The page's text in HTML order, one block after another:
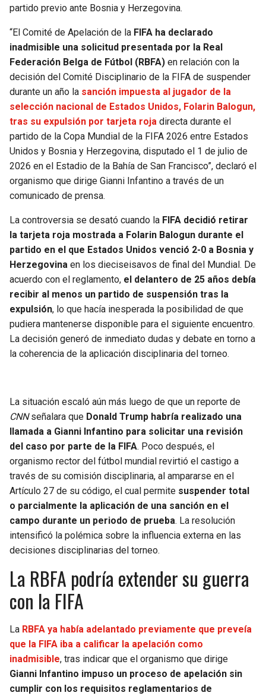
PACKERS
VIKINGS
FALCONS
PANTHERS
SAINTS
BUCCANEERS
TIMBERWOLVES
THUNDER
TRAIL BLAZERS
JAZZ
partido previo ante Bosnia y Herzegovina.
“El Comité de Apelación de la FIFA ha declarado
inadmisible una solicitud presentada por la Real
Federación Belga de Fútbol (RBFA) en relación con la
decisión del Comité Disciplinario de la FIFA de suspender
durante un año la sanción impuesta al jugador de la
selección nacional de Estados Unidos, Folarin Balogun,
tras su expulsión por tarjeta roja directa durante el
partido de la Copa Mundial de la FIFA 2026 entre Estados
Unidos y Bosnia y Herzegovina, disputado el 1 de julio de
2026 en el Estadio de la Bahía de San Francisco”, declaró el
organismo que dirige Gianni Infantino a través de un
comunicado de prensa.
La controversia se desató cuando la FIFA decidió retirar
la tarjeta roja mostrada a Folarin Balogun durante el
partido en el que Estados Unidos venció 2-0 a Bosnia y
Herzegovina en los dieciseisavos de final del Mundial. De
acuerdo con el reglamento, el delantero de 25 años debía
recibir al menos un partido de suspensión tras la
expulsión, lo que hacía inesperada la posibilidad de que
pudiera mantenerse disponible para el siguiente encuentro.
La decisión generó de inmediato dudas y debate en torno a
la coherencia de la aplicación disciplinaria del torneo.
La situación escaló aún más luego de que un reporte de
CNNseñalara que Donald Trump habría realizado una
llamada a Gianni Infantino para solicitar una revisión
del caso por parte de la FIFA. Poco después, el
organismo rector del fútbol mundial revirtió el castigo a
través de su comisión disciplinaria, al ampararse en el
Artículo 27 de su código, el cual permite suspender total
o parcialmente la aplicación de una sanción en el
campo durante un periodo de prueba. La resolución
intensificó la polémica sobre la influencia externa en las
decisiones disciplinarias del torneo.
La RBFA podría extender su guerra
con la FIFA
La RBFA ya había adelantado previamente que preveía
que la FIFA iba a calificar la apelación como
inadmisible, tras indicar que el organismo que dirige
Gianni Infantino impuso un proceso de apelación sin
cumplir con los requisitos reglamentarios de